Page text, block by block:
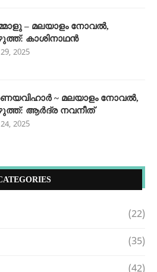
– മലയാളം നോവൽ,
കാശിനാഥൻ
2025
~ മലയാളം നോവൽ,
ആർദ്ര നവനീത്
2025
(22)
(35)
(42)